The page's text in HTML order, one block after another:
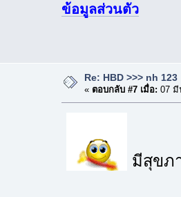
ข้อมูลส่วนตัว
Re: HBD >>> nh 123
« ตอบกลับ #7 เมื่อ: 07 มี
มีสุขภ